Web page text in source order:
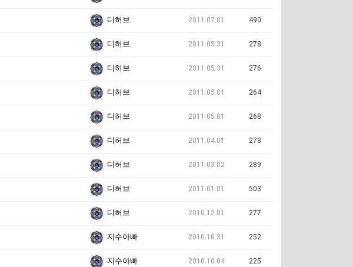
디허브 2011.07.01 490
디허브 2011.05.31 278
디허브 2011.05.31 276
디허브 2011.05.01 264
디허브 2011.05.01 268
디허브 2011.04.01 278
디허브 2011.03.02 289
디허브 2011.01.01 503
디허브 2010.12.01 277
지수아빠 2010.10.31 252
지수아빠 2010.10.04 225